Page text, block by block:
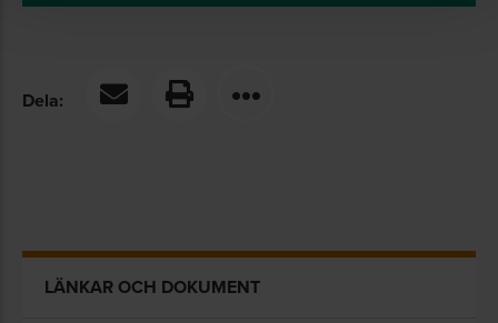
Dela:
LÄNKAR OCH DOKUMENT